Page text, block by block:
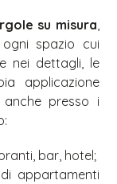
su misura
spazio cui
nei dettagli, le
applicazione
presso i
bar, hotel;
appartamenti